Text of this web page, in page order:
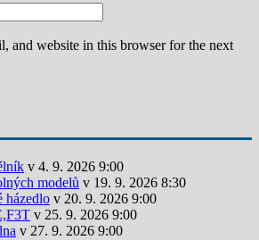
and website in this browser for the next
v 4. 9. 2026 9:00
modelů v 19. 9. 2026 8:30
házedlo v 20. 9. 2026 9:00
v 25. 9. 2026 9:00
v 27. 9. 2026 9:00